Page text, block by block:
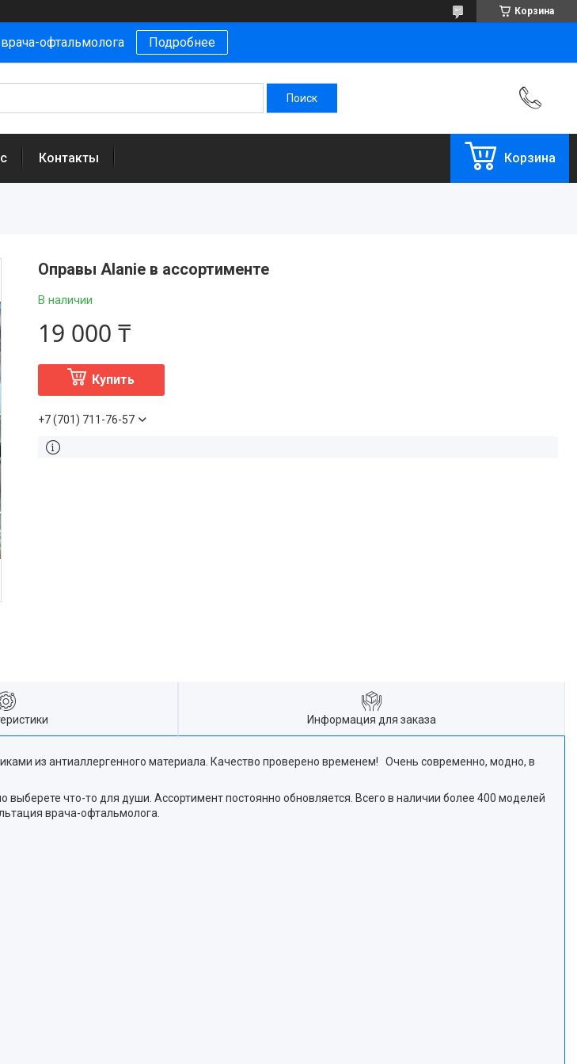
Корзина
офтальмолога Подробнее
Контакты Корзина
Оправы Alanie в ассортименте
В наличии
19 000 ₸
Купить
+7 (701) 711-76-57
Информация для заказа
из антиаллергенного материала. Качество проверено временем! Очень современно, модно, в
что-то для души. Ассортимент постоянно обновляется. Всего в наличии более 400 моделей
врача-офтальмолога.